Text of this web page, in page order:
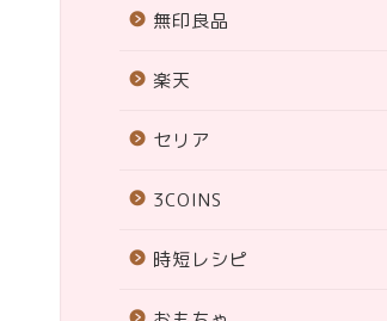
無印良品
楽天
セリア
3COINS
時短レシピ